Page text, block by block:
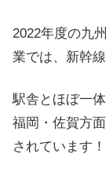
2022年度の九
業では、新幹
駅舎とほぼ一
福岡・佐賀方
されています！